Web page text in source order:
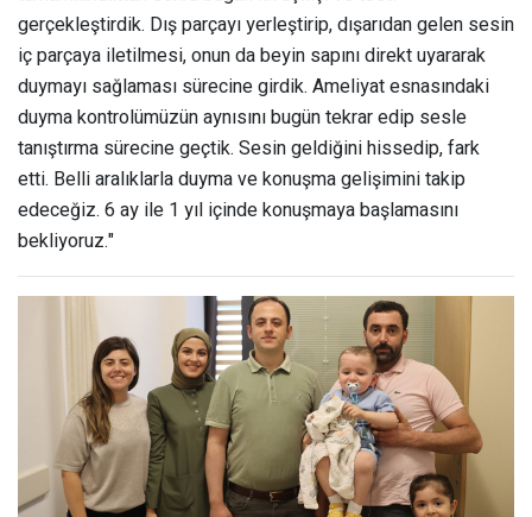
gerçekleştirdik. Dış parçayı yerleştirip, dışarıdan gelen sesin
iç parçaya iletilmesi, onun da beyin sapını direkt uyararak
duymayı sağlaması sürecine girdik. Ameliyat esnasındaki
duyma kontrolümüzün aynısını bugün tekrar edip sesle
tanıştırma sürecine geçtik. Sesin geldiğini hissedip, fark
etti. Belli aralıklarla duyma ve konuşma gelişimini takip
edeceğiz. 6 ay ile 1 yıl içinde konuşmaya başlamasını
bekliyoruz."